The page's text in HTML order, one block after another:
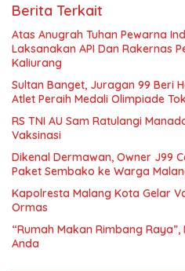
Berita Terkait
Atas Anugrah Tuhan Pewarna
Laksanakan API Dan Rakernas
Kaliurang
Sultan Banget, Juragan 99 Beri
Atlet Peraih Medali Olimpiade
RS TNI AU Sam Ratulangi Manado
Vaksinasi
Dikenal Dermawan, Owner J99
Paket Sembako ke Warga
Kapolresta Malang Kota Gelar Vaksinasi 150 Orang Anggota
Ormas
“Rumah Makan Rimbang
Anda